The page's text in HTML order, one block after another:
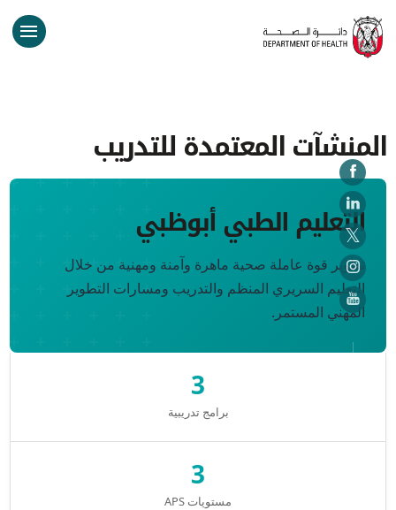
المنشآت المعتمدة للتدريب
التعليم الطبي أبوظبي
تطوير قوة عاملة صحية ماهرة وآمنة ومهنية من خلال
التعليم السريري المنظم والتدريب ومسارات التطوير
المهني المستمر.
3
برامج تدريبية
3
مستويات APS